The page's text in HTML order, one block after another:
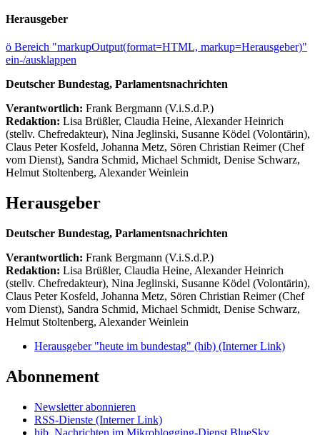
Herausgeber
ö Bereich "markupOutput(format=HTML, markup=Herausgeber)"
ein-/ausklappen
Deutscher Bundestag, Parlamentsnachrichten
Verantwortlich: Frank Bergmann (V.i.S.d.P.)
Redaktion: Lisa Brüßler, Claudia Heine, Alexander Heinrich
(stellv. Chefredakteur), Nina Jeglinski, Susanne Ködel (Volontärin),
Claus Peter Kosfeld, Johanna Metz, Sören Christian Reimer (Chef
vom Dienst), Sandra Schmid, Michael Schmidt, Denise Schwarz,
Helmut Stoltenberg, Alexander Weinlein
Herausgeber
Deutscher Bundestag, Parlamentsnachrichten
Verantwortlich: Frank Bergmann (V.i.S.d.P.)
Redaktion: Lisa Brüßler, Claudia Heine, Alexander Heinrich
(stellv. Chefredakteur), Nina Jeglinski, Susanne Ködel (Volontärin),
Claus Peter Kosfeld, Johanna Metz, Sören Christian Reimer (Chef
vom Dienst), Sandra Schmid, Michael Schmidt, Denise Schwarz,
Helmut Stoltenberg, Alexander Weinlein
Herausgeber "heute im bundestag" (hib) (Interner Link)
Abonnement
Newsletter abonnieren
RSS-Dienste (Interner Link)
hib_Nachrichten im Mikroblogging-Dienst BlueSky